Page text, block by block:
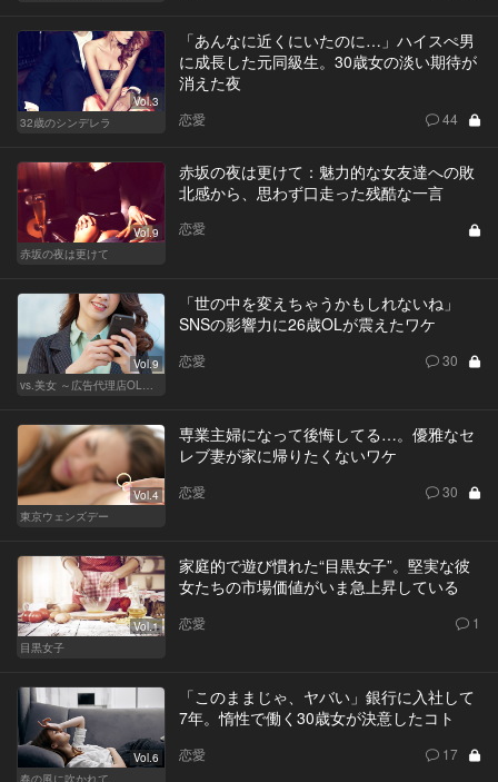
Vol.3
32歳のシンデレラ
「あんなに近くにいたのに…」ハイスぺ男
に成長した元同級生。30歳女の淡い期待が
消えた夜
恋愛 44
Vol.9
赤坂の夜は更けて
赤坂の夜は更けて：魅力的な女友達への敗
北感から、思わず口走った残酷な一言
恋愛
Vol.9
「世の中を変えちゃうかもしれないね」
SNSの影響力に26歳OLが震えたワケ
恋愛 30
Vol.4
東京ウェンズデー
専業主婦になって後悔してる…。優雅なセ
レブ妻が家に帰りたくないワケ
恋愛 30
Vol.1
目黒女子
家庭的で遊び慣れた“目黒女子”。堅実な彼
女たちの市場価値がいま急上昇している
恋愛 1
Vol.6
春の風に吹かれて
「このままじゃ、ヤバい」銀行に入社して
7年。惰性で働く30歳女が決意したコト
恋愛 17